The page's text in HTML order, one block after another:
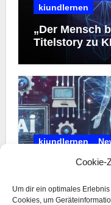
Cookie-
Um dir ein optimales
Cookies, um
kiundlernen
„Der Mensch
Titelstory zu
im dpr spezial
kiundlernen
KI-Pause